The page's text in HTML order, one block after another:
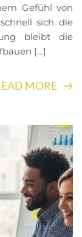
Gefühl von
sich die
bleibt die
[…]
MORE